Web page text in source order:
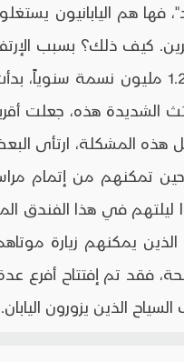
هم اليابانيون يستغلون
كيف ذلك؟ بسبب
اليابان، حيث تشير الإحصاءات إلى
الشديدة هذه، جعلت
هذه المشكلة، ارتأى
ليلتهم في هذا الفندق
يمكنهم زيارة
فقد تم إفتتاح
الذين يزورون اليابان.